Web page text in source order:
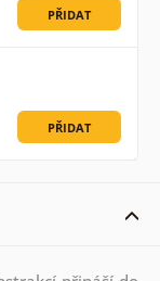
PŘIDAT
PŘIDAT